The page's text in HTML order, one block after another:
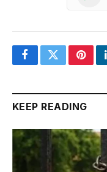
FacebookTwitter
KEEP READING